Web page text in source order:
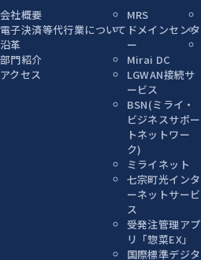
会社概要
電子決済等代行業について
沿革
部門紹介
アクセス
MRS
ドメインセンタ
ー
Mirai DC
LGWAN接続サ
ービス
BSN(ミライ・
ビジネスサポー
トネットワー
ク)
ミライネット
七宗町光インタ
ーネットサービ
ス
受発注管理アプ
リ「惣菜EX」
国際標準デジタ